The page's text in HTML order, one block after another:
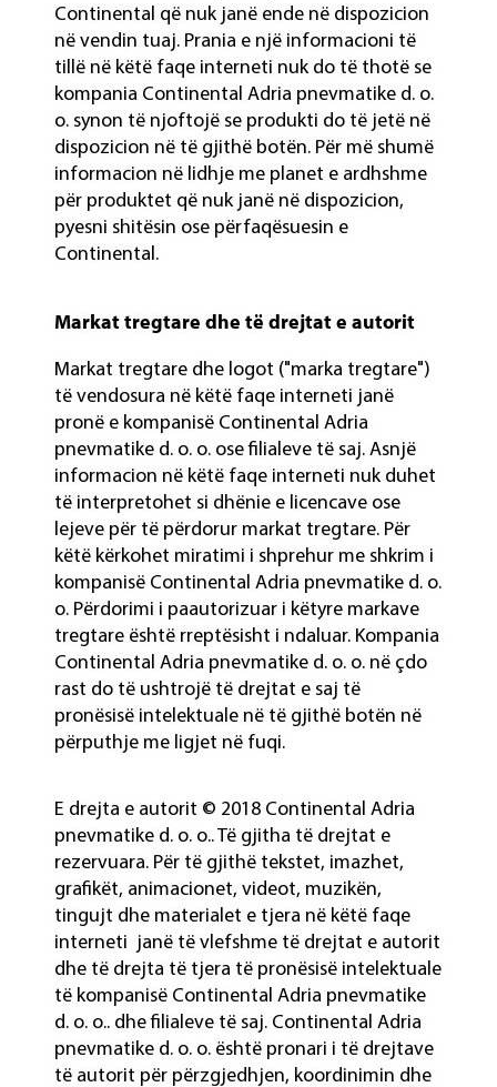
Continental që nuk janë ende në dispozicion
në vendin tuaj. Prania e një informacioni të
tillë në këtë faqe interneti nuk do të thotë se
kompania Continental Adria pnevmatike d. o.
o. synon të njoftojë se produkti do të jetë në
dispozicion në të gjithë botën. Për më shumë
informacion në lidhje me planet e ardhshme
për produktet që nuk janë në dispozicion,
pyesni shitësin ose përfaqësuesin e
Continental.
Markat tregtare dhe të drejtat e autorit
Markat tregtare dhe logot ("marka tregtare")
të vendosura në këtë faqe interneti janë
pronë e kompanisë Continental Adria
pnevmatike d. o. o. ose filialeve të saj. Asnjë
informacion në këtë faqe interneti nuk duhet
të interpretohet si dhënie e licencave ose
lejeve për të përdorur markat tregtare. Për
këtë kërkohet miratimi i shprehur me shkrim i
kompanisë Continental Adria pnevmatike d. o.
o. Përdorimi i paautorizuar i këtyre markave
tregtare është rreptësisht i ndaluar. Kompania
Continental Adria pnevmatike d. o. o. në çdo
rast do të ushtrojë të drejtat e saj të
pronësisë intelektuale në të gjithë botën në
përputhje me ligjet në fuqi.
E drejta e autorit © 2018 Continental Adria
pnevmatike d. o. o.. Të gjitha të drejtat e
rezervuara. Për të gjithë tekstet, imazhet,
grafikët, animacionet, videot, muzikën,
tingujt dhe materialet e tjera në këtë faqe
interneti janë të vlefshme të drejtat e autorit
dhe të drejta të tjera të pronësisë intelektuale
të kompanisë Continental Adria pnevmatike
d. o. o.. dhe filialeve të saj. Continental Adria
pnevmatike d. o. o. është pronari i të drejtave
të autorit për përzgjedhjen, koordinimin dhe